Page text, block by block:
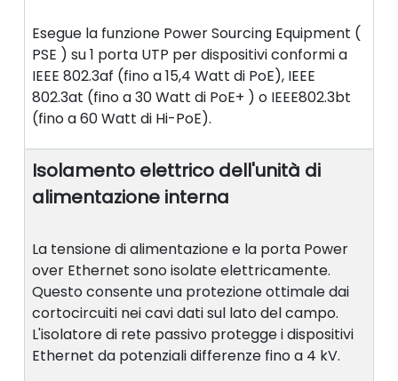
Esegue la funzione Power Sourcing Equipment (
PSE ) su 1 porta UTP per dispositivi conformi a
IEEE 802.3af (fino a 15,4 Watt di PoE), IEEE
802.3at (fino a 30 Watt di PoE+ ) o IEEE802.3bt
(fino a 60 Watt di Hi-PoE).
Isolamento elettrico dell'unità di
alimentazione interna
La tensione di alimentazione e la porta Power
over Ethernet sono isolate elettricamente.
Questo consente una protezione ottimale dai
cortocircuiti nei cavi dati sul lato del campo.
L'isolatore di rete passivo protegge i dispositivi
Ethernet da potenziali differenze fino a 4 kV.